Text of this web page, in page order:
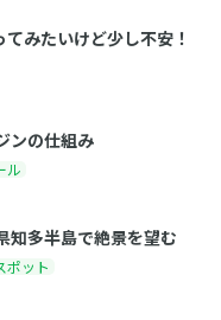
みたいけど少し不安！
ンの仕組み
ル
知多半島で絶景を望む
ポット